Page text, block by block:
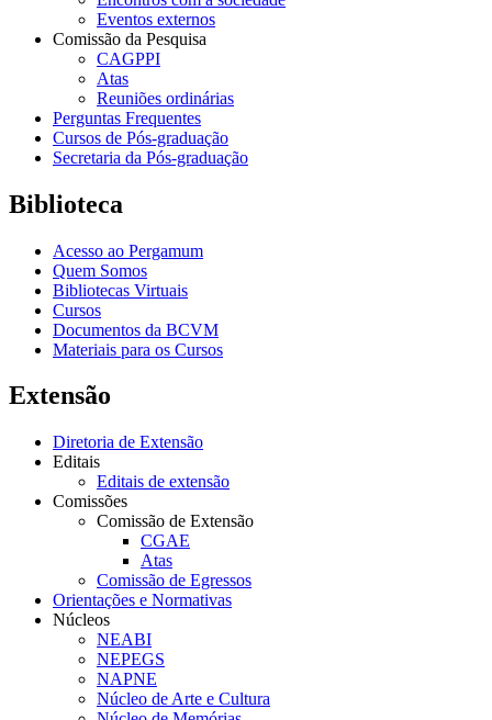
Eventos externos
Comissão da Pesquisa
CAGPPI
Atas
Reuniões ordinárias
Perguntas Frequentes
Cursos de Pós-graduação
Secretaria da Pós-graduação
Biblioteca
Acesso ao Pergamum
Quem Somos
Bibliotecas Virtuais
Cursos
Documentos da BCVM
Materiais para os Cursos
Extensão
Diretoria de Extensão
Editais
Editais de extensão
Comissões
Comissão de Extensão
CGAE
Atas
Comissão de Egressos
Orientações e Normativas
Núcleos
NEABI
NEPEGS
NAPNE
Núcleo de Arte e Cultura